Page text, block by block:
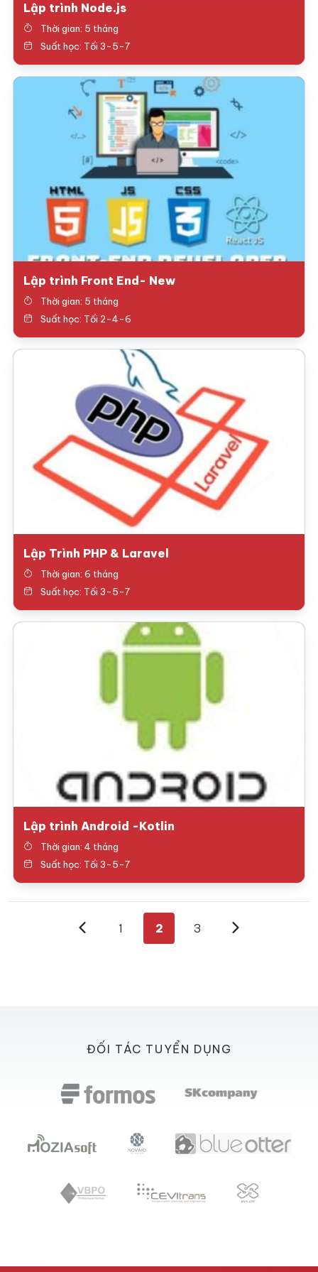
Lập trình Node.js
Thời gian: 5 tháng
Suất học: Tối 3-5-7
Lập trình Front End- New
Thời gian: 5 tháng
Suất học: Tối 2-4-6
Lập Trình PHP & Laravel
Thời gian: 6 tháng
Suất học: Tối 3-5-7
Lập trình Android -Kotlin
Thời gian: 4 tháng
Suất học: Tối 3-5-7
1 2 3
ĐỐI TÁC TUYỂN DỤNG